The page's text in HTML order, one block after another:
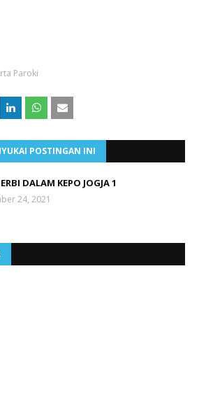
Paroki
POSTINGAN INI
DALAM KEPO JOGJA 1
24, 2021